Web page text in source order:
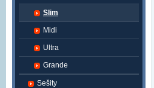
Slim
Midi
Ultra
Grande
Sešity